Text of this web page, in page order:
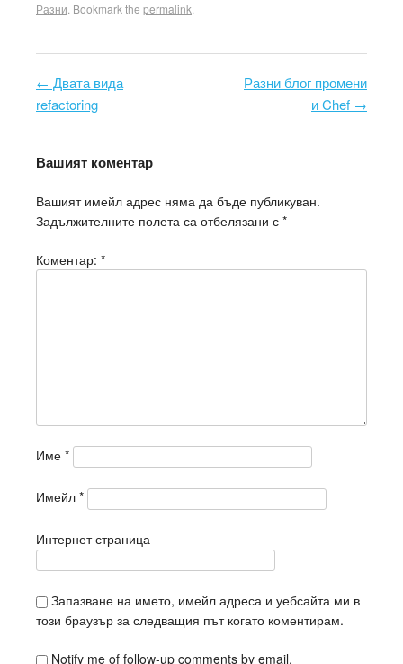
Разни . Bookmark the permalink
Post navigation
← Двата вида
refactoring
Разни блог промени
и Chef →
Вашият коментар
Вашият имейл адрес няма да бъде публикуван.
Задължителните полета са отбелязани с *
Коментар: *
Име *
Имейл *
Интернет страница
Запазване на името, имейл адреса и уебсайта ми в
този браузър за следващия път когато коментирам.
Notify me of follow-up comments by email.